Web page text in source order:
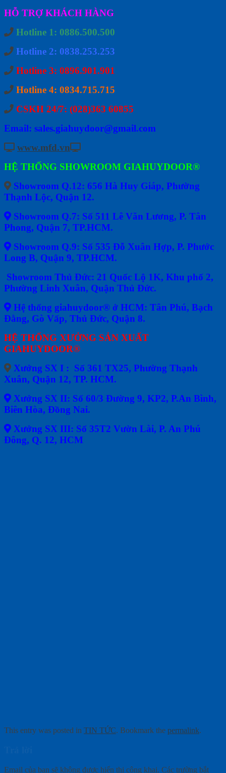
HỖ TRỢ KHÁCH HÀNG
Hotline 1: 0886.500.500
Hotline 2: 0838.253.253
Hotline 3: 0896.901.901
Hotline 4: 0834.715.715
CSKH 24/7: (028)363 60855
Email: sales.giahuydoor@gmail.com
www.mfd.vn
HỆ THỐNG SHOWROOM GIAHUYDOOR®
Showroom Q.12: 656 Hà Huy Giáp, Phường
Thạnh Lộc, Quận 12.
Showroom Q.7: Số 511 Lê Văn Lương, P. Tân
Phong, Quận 7, TP.HCM.
Showroom Q.9: Số 535 Đỗ Xuân Hợp, P. Phước
Long B, Quận 9, TP.HCM.
Showroom Thủ Đức: 21 Quốc Lộ 1K, Khu phố 2,
Phường Linh Xuân, Quận Thủ Đức.
Hệ thống giahuydoor® ở HCM: Tân Phú, Bạch
Đằng, Gò Vấp, Thủ Đức, Quận 8.
HỆ THỐNG XƯỞNG SẢN XUẤT
GIAHUYDOOR®
Xưởng SX I : Số 361 TX25, Phường Thạnh
Xuân, Quận 12, TP. HCM.
Xưởng SX II: Số 60/3 Đường 9, KP2, P.An Bình,
Biên Hòa, Đồng Nai.
Xưởng SX III: Số 35T2 Vườn Lài, P. An Phú
Đông, Q. 12, HCM
This entry was posted in TIN TỨC. Bookmark the permalink.
Email của bạn sẽ không được hiển thị công khai. Các trường bắt